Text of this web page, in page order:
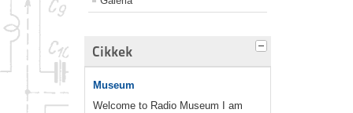
Cikkek
Museum
Welcome to Radio Museum I am